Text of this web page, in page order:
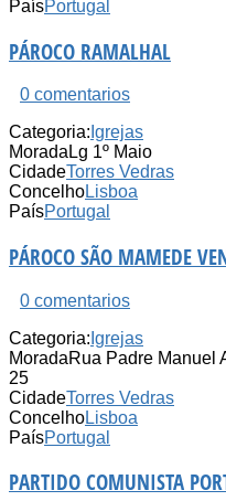
PaísPortugal
PÁROCO RAMALHAL
0 comentarios
Categoria: Igrejas
Morada Lg 1º Maio
CidadeTorres Vedras
ConcelhoLisboa
PaísPortugal
PÁROCO SÃO MAMEDE
0 comentarios
Categoria: Igrejas
MoradaRua Padre Manuel
25
CidadeTorres Vedras
ConcelhoLisboa
PaísPortugal
PARTIDO COMUNISTA